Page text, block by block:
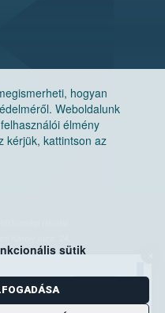
hogyan
Weboldalunk
élmény
kérjük, kattintson az
sütik
Hivatal
Pf. 30.